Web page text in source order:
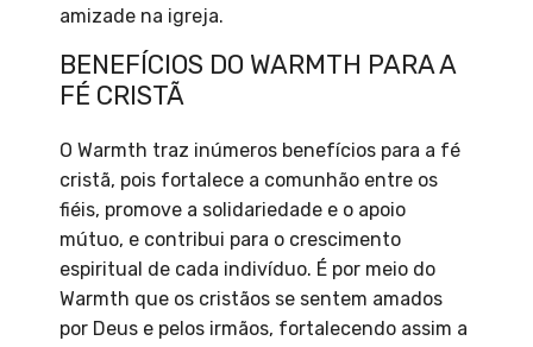
amizade na igreja.
BENEFÍCIOS DO WARMTH PARA A
FÉ CRISTÃ
O Warmth traz inúmeros benefícios para a fé
cristã, pois fortalece a comunhão entre os
fiéis, promove a solidariedade e o apoio
mútuo, e contribui para o crescimento
espiritual de cada indivíduo. É por meio do
Warmth que os cristãos se sentem amados
por Deus e pelos irmãos, fortalecendo assim a